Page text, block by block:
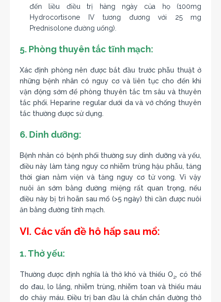
đến liều điều trị hàng ngày của họ (100mg
Hydrocortisone IV tương đương với 25 mg
Prednisolone đường uống).
5. Phòng thuyên tắc tĩnh mạch:
Xác định phòng nên được bắt đầu trước phẫu thuật ở
những bệnh nhân có nguy cơ và liên tục cho đến khi
vận động sớm để phòng thuyên tắc tm sâu và thuyên
tắc phổi. Heparine regular dưới da và vớ chống thuyên
tắc thường được sử dụng.
6. Dinh dưỡng:
Bệnh nhân có bệnh phổi thường suy dinh dưỡng và yếu,
điều này làm tăng nguy cơ nhiễm trùng hậu phẫu, tăng
thời gian nằm viện và tăng nguy cơ tử vong. Vì vậy
nuôi ăn sớm bằng đường miệng rất quan trọng, nếu
điều này bị trì hoãn sau mổ (>5 ngày) thì cần được nuôi
ăn bằng đường tĩnh mạch.
VI. Các vấn đề hô hấp sau mổ:
1. Thở yếu:
Thường được định nghĩa là thở khó và thiếu O2, có thể
do đau, lo lắng, nhiễm trùng, nhiễm toan và thiếu máu
do chảy máu. Điều trị ban đầu là chắn chắn đường thở